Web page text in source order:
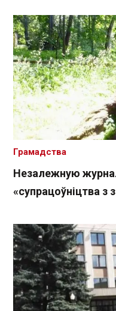
Незалежную
«супрацоўніцтва
Грамадства